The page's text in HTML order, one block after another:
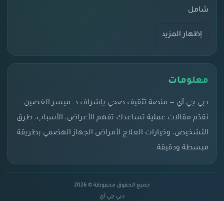
شامل
إظهار المزيد
معلومات
دبي جي آي — منصة تثقيف صحي بإشراف د. ميسر الغصين.
نقدّم مقالات عملية تساعدك تفهم الأعراض، الأسباب، طرق
التشخيص، وخيارات العلاج لأمراض الجهاز الهضمي بطريقة
مبسطة ودقيقة.
جميع الحقوق محفوظة © 2026
دبي جي آي